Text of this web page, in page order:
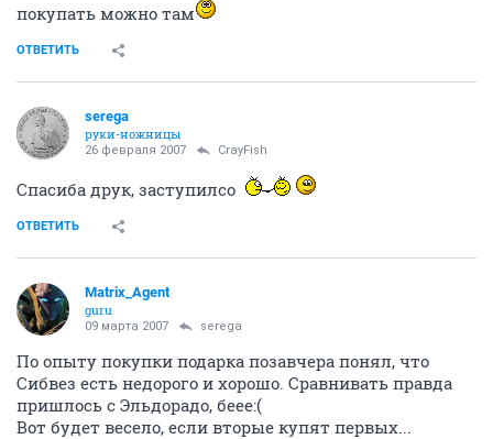
покупать можно там
ОТВЕТИТЬ
serega
руки-ножницы
26 февраля 2007 CrayFish
Спасиба друк, заступилсо
ОТВЕТИТЬ
Matrix_Agent
guru
09 марта 2007 serega
По опыту покупки подарка позавчера понял, что
Сибвез есть недорого и хорошо. Сравнивать правда
пришлось с Эльдорадо, беее:(
Вот будет весело, если вторые купят первых...